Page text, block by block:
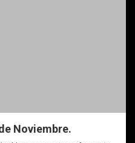
Noviembre.